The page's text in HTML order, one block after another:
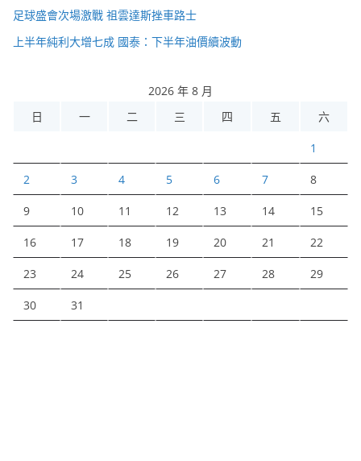
足球盛會次場激戰 祖雲達斯挫車路士
上半年純利大增七成 國泰：下半年油價續波動
2026 年 8 月
日
一 二 三 四 五 六
1
2 3 4 5 6 7 8
9 10 11 12 13 14 15
16 17 18 19 20 21 22
23 24 25 26 27 28 29
30 31